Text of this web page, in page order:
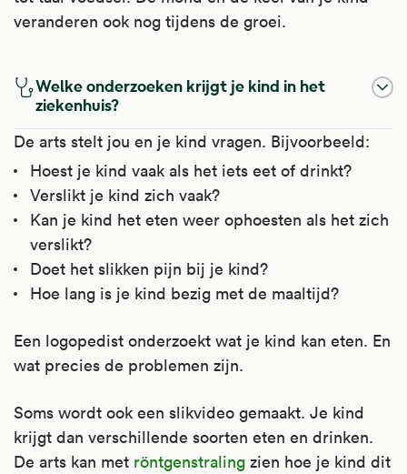
veranderen ook nog tijdens de groei.
Welke onderzoeken krijgt je kind in het
ziekenhuis?
De arts stelt jou en je kind vragen. Bijvoorbeeld:
Hoest je kind vaak als het iets eet of drinkt?
Verslikt je kind zich vaak?
Kan je kind het eten weer ophoesten als het zich
verslikt?
Doet het slikken pijn bij je kind?
Hoe lang is je kind bezig met de maaltijd?
Een logopedist onderzoekt wat je kind kan eten. En
wat precies de problemen zijn.
Soms wordt ook een slikvideo gemaakt. Je kind
krijgt dan verschillende soorten eten en drinken.
De arts kan met röntgenstraling zien hoe je kind dit